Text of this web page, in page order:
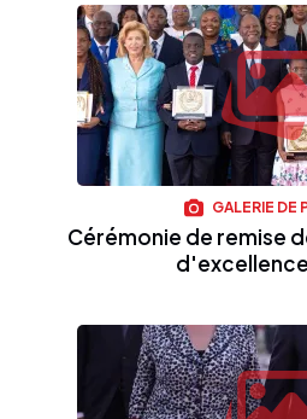
GALERIE DE
Cérémonie de remise